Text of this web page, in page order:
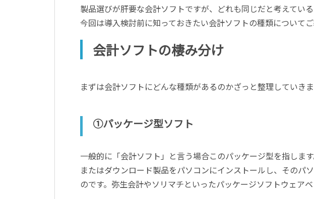
製品選びが肝要な会計ソフトですが、どれも同じだと考えてい
今回は導入検討前に知っておきたい会計ソフトの種類についてご
会計ソフトの棲み分け
まずは会計ソフトにどんな種類があるのかざっと整理していきま
①パッケージ型ソフト
一般的に「会計ソフト」と言う場合このパッケージ型を指しま
またはダウンロード製品をパソコンにインストールし、そのパ
のです。弥生会計やソリマチといったパッケージソフトウェア